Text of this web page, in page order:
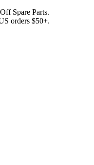
Spare Parts.
orders $50+.